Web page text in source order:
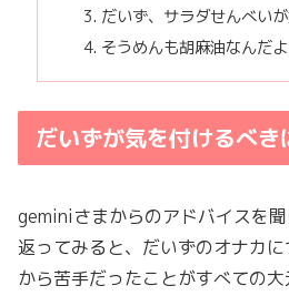
だいず、サラダせんべい
そうめんも胡麻油なんだよ
だいずが気を付けるべき
geminiさまからのアドバイスを
返ってみると、だいずのオナカ
から苦手だったことがすべての